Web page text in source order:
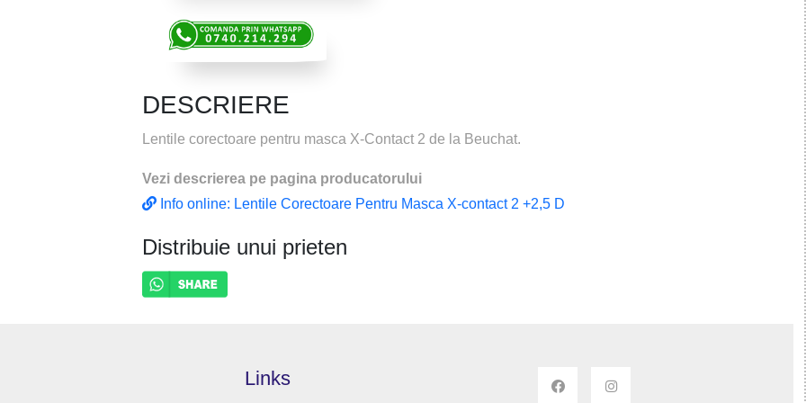
DESCRIERE
Lentile corectoare pentru masca X-Contact 2 de la Beuchat.
Vezi descrierea pe pagina producatorului
Info online: Lentile Corectoare Pentru Masca X-contact 2 +2,5 D
Distribuie unui prieten
Links